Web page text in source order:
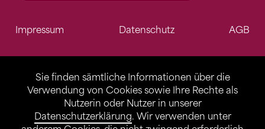
Sie finden sämtliche Informationen über die
Verwendung von Cookies sowie Ihre Rechte als
Nutzerin oder Nutzer in unserer
Datenschutzerklärung. Wir verwenden unter
Impressum Datenschutz AGB